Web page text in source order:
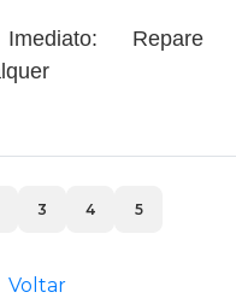
Repare
3 4 5
Voltar